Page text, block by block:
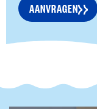
AANVRAGEN